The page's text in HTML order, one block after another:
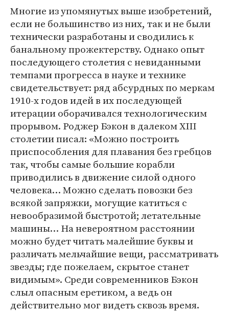
Многие из упомянутых выше изобретений,
если не большинство из них, так и не были
технически разработаны и сводились к
банальному прожектерству. Однако опыт
последующего столетия с невиданными
темпами прогресса в науке и технике
свидетельствует: ряд абсурдных по меркам
1910-х годов идей в их последующей
итерации оборачивался технологическим
прорывом. Роджер Бэкон в далеком XIII
столетии писал: «Можно построить
приспособления для плавания без гребцов
так, чтобы самые большие корабли
приводились в движение силой одного
человека… Можно сделать повозки без
всякой запряжки, могущие катиться с
невообразимой быстротой; летательные
машины… На невероятном расстоянии
можно будет читать малейшие буквы и
различать мельчайшие вещи, рассматривать
звезды; где пожелаем, скрытое станет
видимым». Среди современников Бэкон
слыл опасным еретиком, а ведь он
действительно мог видеть сквозь время.